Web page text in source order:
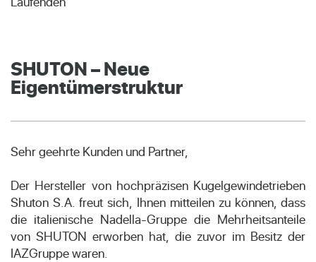
SHUTON – Neue
Eigentümerstruktur
Sehr geehrte Kunden und Partner,
Der Hersteller von hochpräzisen Kugelgewindetrieben
Shuton S.A. freut sich, Ihnen mitteilen zu können, dass
die italienische Nadella-Gruppe die Mehrheitsanteile
von SHUTON erworben hat, die zuvor im Besitz der
IAZGruppe waren.